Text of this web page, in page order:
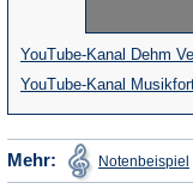
YouTube-Kanal Dehm
YouTube-Kanal
Mehr: Notenbeispiel in